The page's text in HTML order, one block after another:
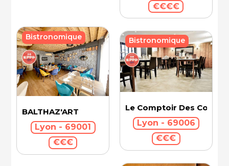
€€€€
BALTHAZ'ART
Lyon - 69001
€€€
Bistronomique
Le Comptoir Des
Lyon - 69006
€€€
Bistronomique